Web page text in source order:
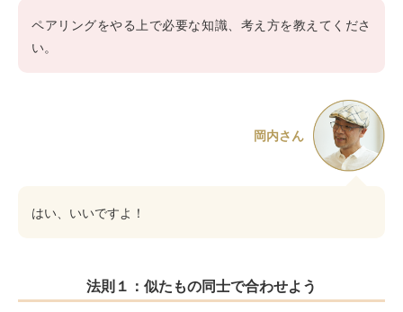
ペアリングをやる上で必要な知識、考え方を教えてくださ
い。
岡内さん
はい、いいですよ！
法則１：似たもの同士で合わせよう